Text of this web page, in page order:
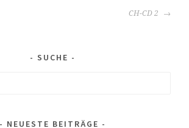
CH-CD 2
SUCHE
NEUESTE BEITRÄGE